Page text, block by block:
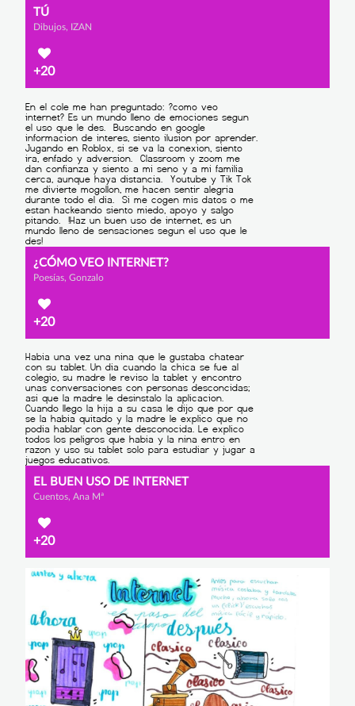
TÚ
Dibujos, IZAN
+20
¿CÓMO VEO INTERNET?
Poesías, Gonzalo
+20
EL BUEN USO DE INTERNET
Cuentos, Ana Mª
+20